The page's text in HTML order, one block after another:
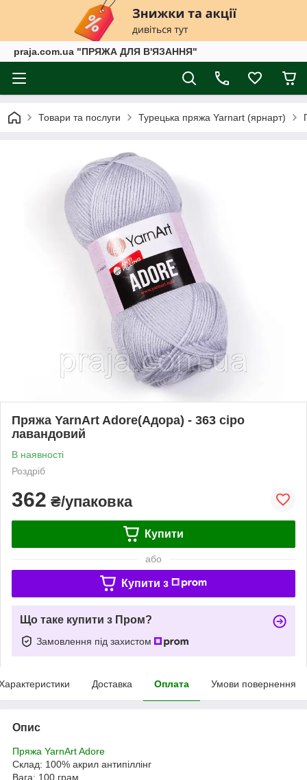
praja.com.ua "ПРЯЖА ДЛЯ В'ЯЗАННЯ"
Товари та послуги Турецька пряжа Yarnart (ярнарт)
Пряжа YarnArt Adore(Адора) - 363 сіро
лавандовий
В наявності
Роздріб
362 ₴/упаковка
Купити
або
Купити з
Що таке купити з Пром?
Замовлення під захистом
Доставка Оплата Умови повернення
Опис
Пряжа YarnArt Adore
Склад: 100% акрил антипіллінг
Вага: 100 грам